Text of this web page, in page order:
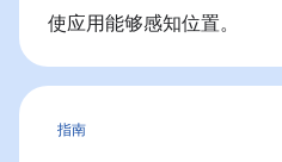
使应用能够感知位置。
指南